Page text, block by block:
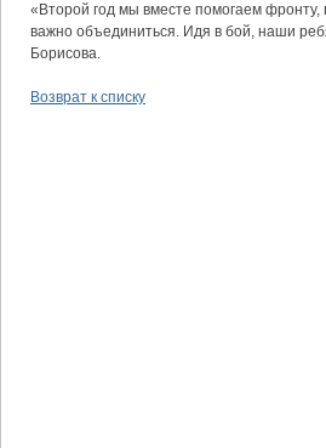
«Второй год мы вместе помогаем
важно объединиться. Идя в бой, наши
Борисова.
Возврат к списку